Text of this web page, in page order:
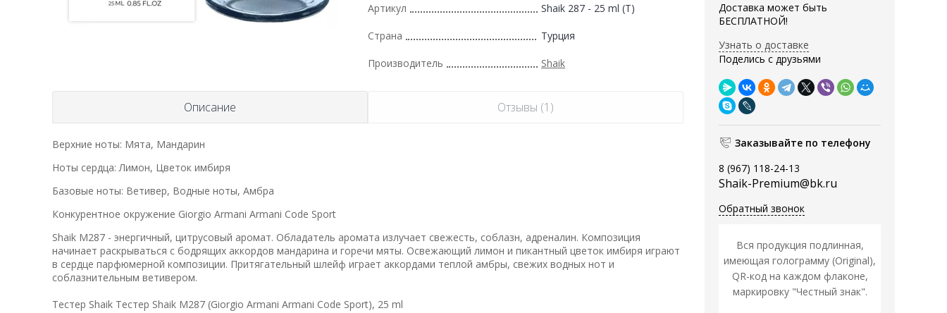
Доставка может быть
БЕСПЛАТНОЙ!
Узнать о доставке
Поделись с друзьями
Заказывайте по телефону
8 (967) 118-24-13
Shaik-Premium@bk.ru
Обратный звонок
Вся продукция подлинная,
имеющая голограмму (Original),
QR-код на каждом флаконе,
маркировку "Честный знак".
Артикул Shaik 287 - 25 ml (T)
Страна Турция
Производитель Shaik
Описание Отзывы (1)
Верхние ноты: Мята, Мандарин
Ноты сердца: Лимон, Цветок имбиря
Базовые ноты: Ветивер, Водные ноты, Амбра
Конкурентное окружение Giorgio Armani Armani Code Sport
Shaik M287 - энергичный, цитрусовый аромат. Обладатель аромата излучает свежесть, соблазн, адреналин. Композиция
начинает раскрываться с бодрящих аккордов мандарина и горечи мяты. Освежающий лимон и пикантный цветок имбиря играют
в сердце парфюмерной композиции. Притягательный шлейф играет аккордами теплой амбры, свежих водных нот и
соблазнительным ветивером.
Тестер Shaik Тестер Shaik M287 (Giorgio Armani Armani Code Sport), 25 ml